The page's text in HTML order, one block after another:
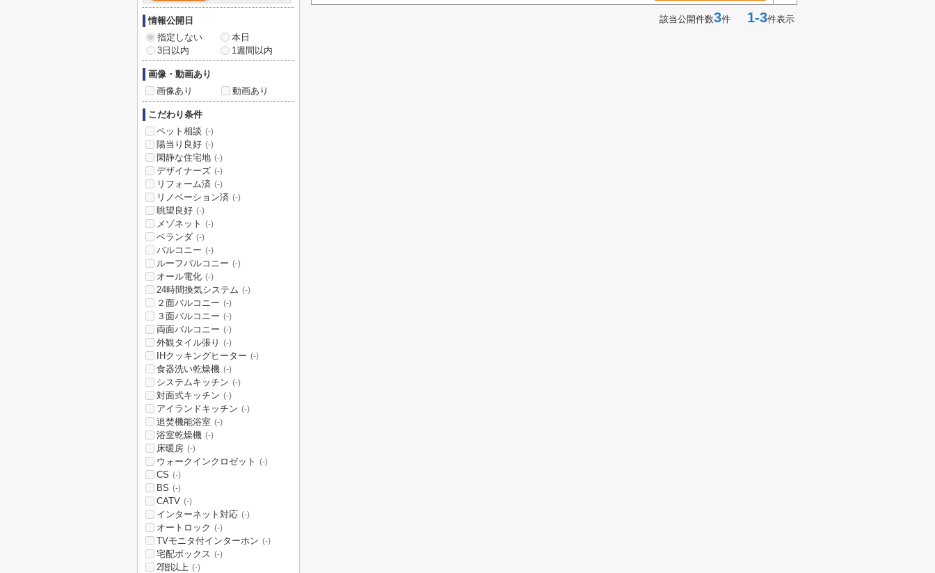
該当公開件数3件 1-3件表示
情報公開日
指定しない
本日
3日以内
1週間以内
画像・動画あり
画像あり
動画あり
こだわり条件
ペット相談 (-)
陽当り良好 (-)
閑静な住宅地 (-)
デザイナーズ (-)
リフォーム済 (-)
リノベーション済 (-)
眺望良好 (-)
メゾネット (-)
ベランダ (-)
バルコニー (-)
ルーフバルコニー (-)
オール電化 (-)
24時間換気システム (-)
２面バルコニー (-)
３面バルコニー (-)
両面バルコニー (-)
外観タイル張り (-)
IHクッキングヒーター (-)
食器洗い乾燥機 (-)
システムキッチン (-)
対面式キッチン (-)
アイランドキッチン (-)
追焚機能浴室 (-)
浴室乾燥機 (-)
床暖房 (-)
ウォークインクロゼット (-)
CS (-)
BS (-)
CATV (-)
インターネット対応 (-)
オートロック (-)
TVモニタ付インターホン (-)
宅配ボックス (-)
2階以上 (-)